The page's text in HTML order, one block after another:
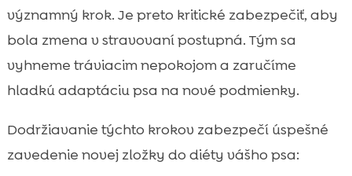
významný krok. Je preto kritické zabezpečiť, aby
bola zmena v stravovaní postupná. Tým sa
vyhneme tráviacim nepokojom a zaručíme
hladkú adaptáciu psa na nové podmienky.
Dodržiavanie týchto krokov zabezpečí úspešné
zavedenie novej zložky do diéty vášho psa: